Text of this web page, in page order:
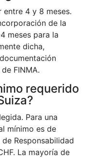
4 y 8 meses.
de la
meses para la
dicha,
FINMA.
requerido
Para una
mínimo es de
Responsabilidad
La mayoría de